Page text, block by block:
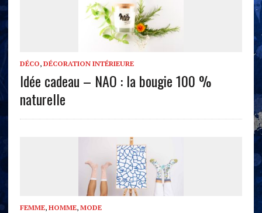
DÉCO, DÉCORATION INTÉRIEURE
Idée cadeau – NAO : la bougie 100 %
naturelle
FEMME, HOMME, MODE